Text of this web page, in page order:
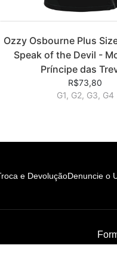
Ozzy Osbourne Plus
Speak of the Devil -
Príncipe das
R$73,80
G1, G2, G3, G4
e DevoluçãoDenuncie o